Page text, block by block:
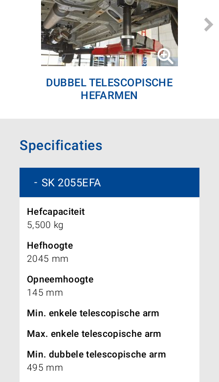
DUBBEL TELESCOPISCHE
HEFARMEN
Specificaties
SK 2055EFA
Hefcapaciteit
5,500 kg
Hefhoogte
2045 mm
Opneemhoogte
145 mm
Min. enkele telescopische arm
Max. enkele telescopische arm
Min. dubbele telescopische arm
495 mm